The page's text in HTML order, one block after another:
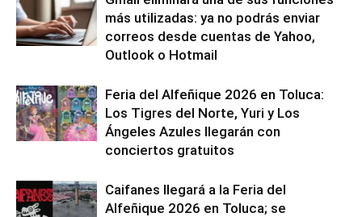
más utilizadas: ya no podrás enviar
correos desde cuentas de Yahoo,
Outlook o Hotmail
Feria del Alfeñique 2026 en Toluca:
Los Tigres del Norte, Yuri y Los
Ángeles Azules llegarán con
conciertos gratuitos
Caifanes llegará a la Feria del
Alfeñique 2026 en Toluca; se